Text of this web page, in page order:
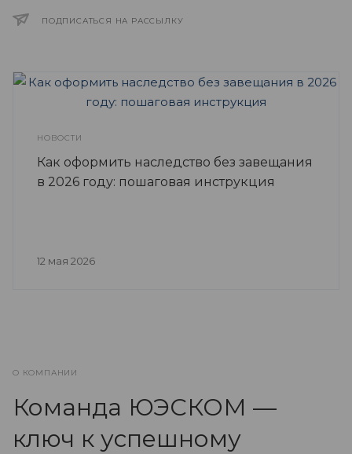
ПОДПИСАТЬСЯ НА РАССЫЛКУ
НОВОСТИ
Как оформить наследство без завещания
в 2026 году: пошаговая инструкция
12 мая 2026
О КОМПАНИИ
Команда ЮЭСКОМ —
ключ к успешному